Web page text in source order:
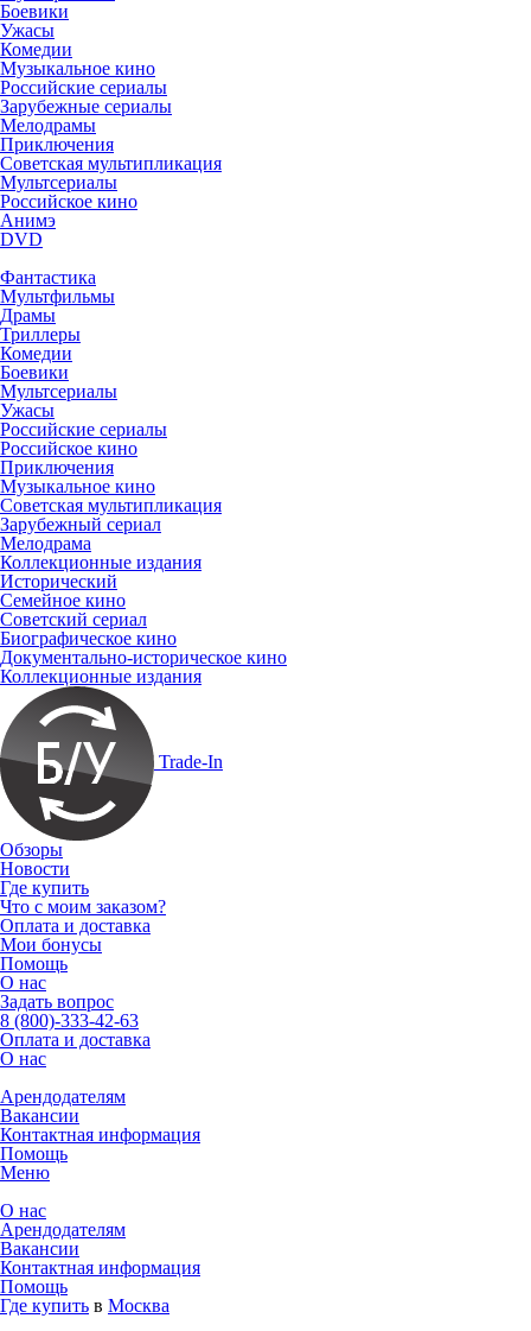
Боевики
Ужасы
Комедии
Музыкальное кино
Российские сериалы
Зарубежные сериалы
Мелодрамы
Приключения
Советская мультипликация
Мультсериалы
Российское кино
Анимэ
DVD
Фантастика
Мультфильмы
Драмы
Триллеры
Комедии
Боевики
Мультсериалы
Ужасы
Российские сериалы
Российское кино
Приключения
Музыкальное кино
Советская мультипликация
Зарубежный сериал
Мелодрама
Коллекционные издания
Исторический
Семейное кино
Советский сериал
Биографическое кино
Документально-историческое кино
Коллекционные издания
Trade-In
Обзоры
Новости
Где купить
Что с моим заказом?
Оплата и доставка
Мои бонусы
Помощь
О нас
Задать вопрос
8 (800)-333-42-63
Оплата и доставка
О нас
Арендодателям
Вакансии
Контактная информация
Помощь
Меню
О нас
Арендодателям
Вакансии
Контактная информация
Помощь
Где купить в Москва